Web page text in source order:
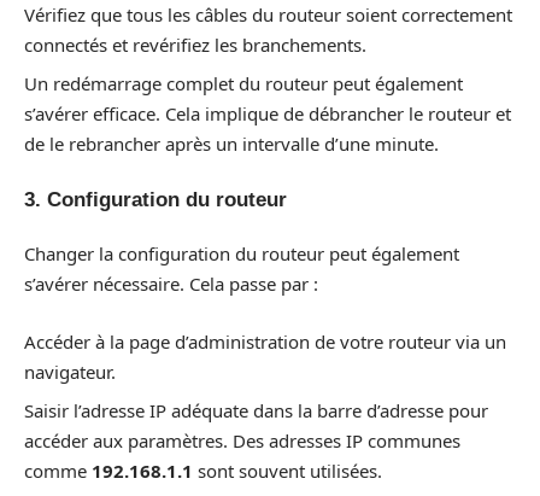
Vérifiez que tous les câbles du routeur soient correctement
connectés et revérifiez les branchements.
Un redémarrage complet du routeur peut également
s’avérer efficace. Cela implique de débrancher le routeur et
de le rebrancher après un intervalle d’une minute.
3. Configuration du routeur
Changer la configuration du routeur peut également
s’avérer nécessaire. Cela passe par :
Accéder à la page d’administration de votre routeur via un
navigateur.
Saisir l’adresse IP adéquate dans la barre d’adresse pour
accéder aux paramètres. Des adresses IP communes
comme 192.168.1.1 sont souvent utilisées.